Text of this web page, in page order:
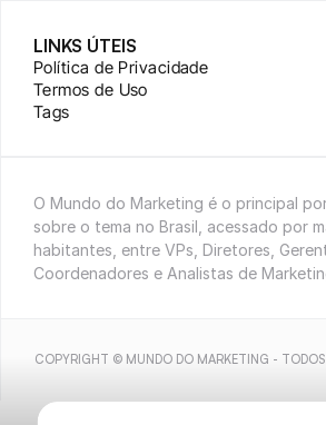
LINKS ÚTEIS
Política de Privacidade
Termos de Uso
Tags
O Mundo do Marketing é o principal
sobre o tema no Brasil, acessado por
habitantes, entre VPs, Diretores,
Coordenadores e Analistas de
COPYRIGHT © MUNDO DO MARKETING - TODOS